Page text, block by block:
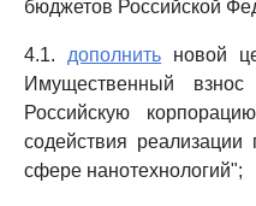
бюджетов Российской
4.1. дополнить новой
Имущественный
Российскую
содействия реализации
сфере нанотехнологий";